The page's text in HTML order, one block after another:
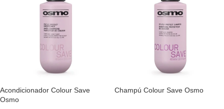
Acondicionador Colour Save
Osmo
Champú Colour Save Osmo